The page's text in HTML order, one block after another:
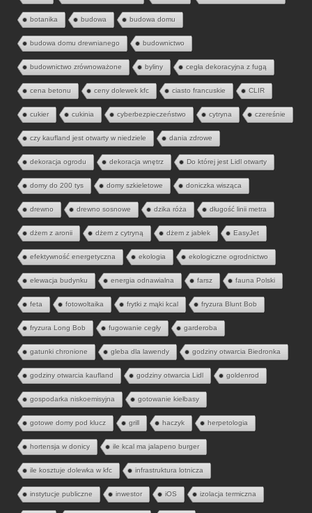
botanika budowa budowa domu
budowa domu drewnianego budownictwo
budownictwo zrównoważone byliny cegła dekoracyjna z fugą
cena betonu ceny dolewek kfc ciasto francuskie CLIR
cukier cukinia cyberbezpieczeństwo cytryna czereśnie
czy kaufland jest otwarty w niedziele dania zdrowe
dekoracja ogrodu dekoracja wnętrz Do której jest Lidl otwarty
domy do 200 tys domy szkieletowe doniczka wisząca
drewno drewno sosnowe dzika róża długość linii metra
dżem z aronii dżem z cytryną dżem z jabłek EasyJet
efektywność energetyczna ekologia ekologiczne ogrodnictwo
elewacja budynku energia odnawialna farsz fauna Polski
feta fotowoltaika frytki z mąki kcal fryzura Blunt Bob
fryzura Long Bob fugowanie cegły garderoba
gatunki chronione gleba dla lawendy godziny otwarcia Biedronka
godziny otwarcia kaufland godziny otwarcia Lidl goldenrod
gospodarka niskoemisyjna gotowanie kiełbasy
gotowe domy pod klucz grill haczyk herpetologia
hortensja w donicy ile kcal ma jalapeno burger
ile kosztuje dolewka w kfc infrastruktura lotnicza
instytucje publiczne inwestor iOS izolacja termiczna